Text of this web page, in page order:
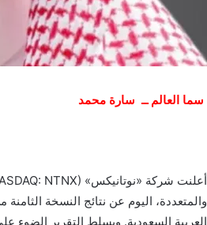
سما العالم ــ سارة محمد
العربية السعودية. ويسلط التقرير